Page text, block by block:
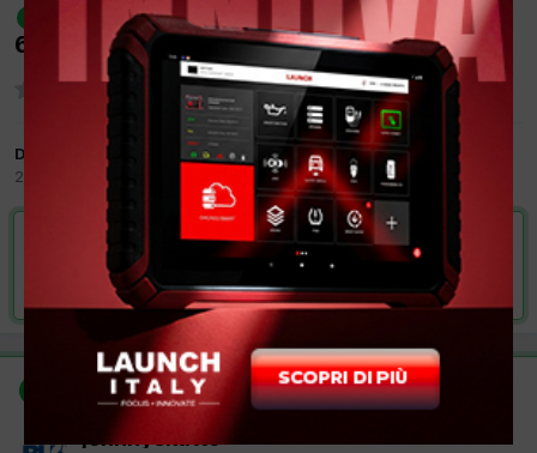
[Ford Focus 02/2008 1560cc HHDA
66Kw Diesel] Difetto chiusura centralizzata
Da johnnyskatto
29 Marzo 2012
VAI ALLA SOLUZIONE
Risolta da johnnyskatto,29 Marzo 2012
SOLUZIONE Questo è un messaggio popolare.